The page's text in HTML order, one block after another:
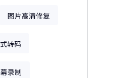
图片高清修复
转码
录制